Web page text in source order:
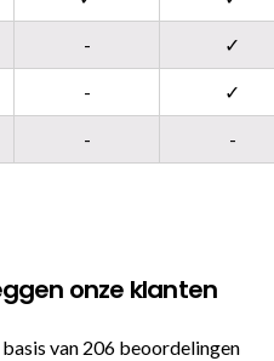
- ✓
- ✓
- -
onze klanten
van 206 beoordelingen